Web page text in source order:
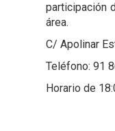
participación
área.
C/ Apolinar
Teléfono: 91
Horario de